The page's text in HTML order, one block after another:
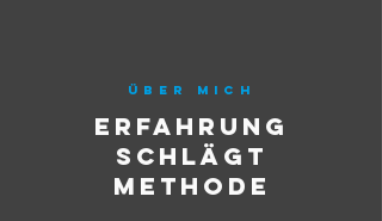
ÜBER Mich
Erfahrung
schlägt
Methode